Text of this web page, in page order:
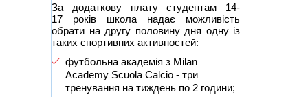
За додаткову плату студентам 14-
17 років школа надає можливість
обрати на другу половину дня одну із
таких спортивних активностей:
футбольна академія з Milan
Academy Scuola Calcio - три
тренування на тиждень по 2 години;